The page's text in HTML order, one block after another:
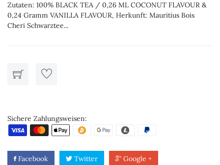
Zutaten: 100% BLACK TEA / 0,26 ML COCONUT FLAVOUR &
0,24 Gramm VANILLA FLAVOUR, Herkunft: Mauritius Bois
Cheri Schwarztee...
Sichere Zahlungsweisen:
Facebook Twitter Google +